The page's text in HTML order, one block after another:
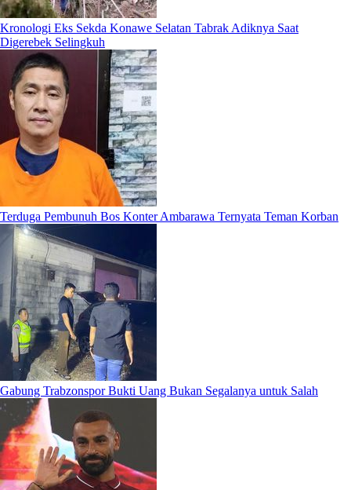
Kronologi Eks Sekda Konawe Selatan Tabrak Adiknya Saat
Digerebek Selingkuh
Terduga Pembunuh Bos Konter Ambarawa Ternyata Teman Korban
Gabung Trabzonspor Bukti Uang Bukan Segalanya untuk Salah